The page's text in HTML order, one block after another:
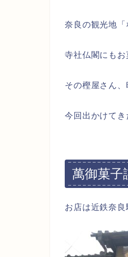
奈良の観光地「
寺社仏閣にもお
その樫屋さん
今回出かけて
萬御菓子
お店は近鉄奈